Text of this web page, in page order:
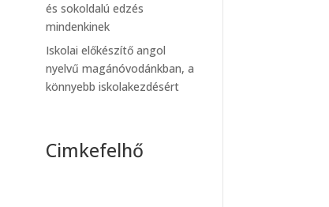
és sokoldalú edzés
mindenkinek
Iskolai előkészítő angol
nyelvű magánóvodánkban, a
könnyebb iskolakezdésért
Cimkefelhő